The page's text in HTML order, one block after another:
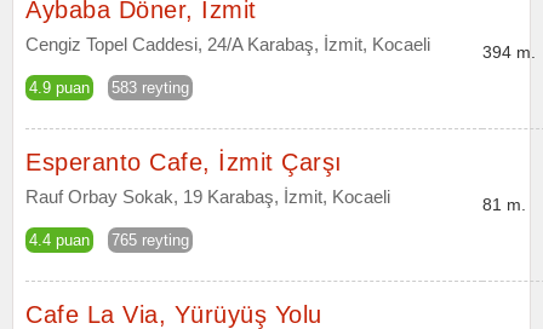
Aybaba Döner, İzmit
Cengiz Topel Caddesi, 24/A Karabaş, İzmit, Kocaeli
4.9 puan 583 reyting
394 m.
Esperanto Cafe, İzmit Çarşı
Rauf Orbay Sokak, 19 Karabaş, İzmit, Kocaeli
4.4 puan 765 reyting
81 m.
Cafe La Via, Yürüyüş Yolu